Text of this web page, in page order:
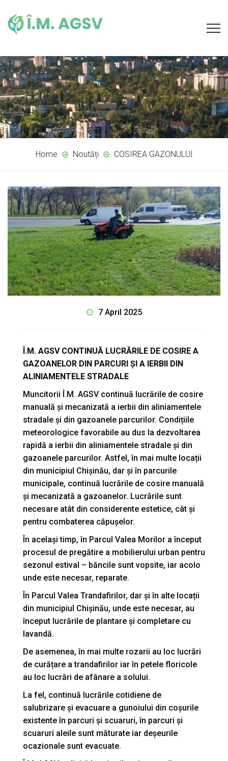
Home Noutăți COSIREA GAZONULUI
7 April 2025
Î.M. AGSV CONTINUĂ LUCRĂRILE DE COSIRE A
GAZOANELOR DIN PARCURI ȘI A IERBII DIN
ALINIAMENTELE STRADALE
Muncitorii Î.M. AGSV continuă lucrările de cosire
manuală și mecanizată a ierbii din aliniamentele
stradale și din gazoanele parcurilor. Condițiile
meteorologice favorabile au dus la dezvoltarea
rapidă a ierbii din aliniamentele stradale și din
gazoanele parcurilor. Astfel, în mai multe locații
din municipiul Chișinău, dar și în parcurile
municipale, continuă lucrările de cosire manuală
și mecanizată a gazoanelor. Lucrările sunt
necesare atât din considerente estetice, cât și
pentru combaterea căpușelor.
În același timp, în Parcul Valea Morilor a început
procesul de pregătire a mobilierului urban pentru
sezonul estival – băncile sunt vopsite, iar acolo
unde este necesar, reparate.
În Parcul Valea Trandafirilor, dar și în alte locații
din municipiul Chișinău, unde este necesar, au
început lucrările de plantare și completare cu
lavandă.
De asemenea, în mai multe rozarii au loc lucrări
de curățare a trandafirilor iar în petele floricole
au loc lucrări de afânare a solului.
La fel, continuă lucrările cotidiene de
salubrizare și evacuare a gunoiului din coșurile
existente în parcuri și scuaruri, în parcuri și
scuaruri aleile sunt măturate iar deșeurile
ocazionale sunt evacuate.